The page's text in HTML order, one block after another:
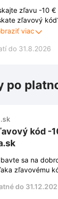
zľavu -10
zľavový
priamo na
viac
do 31.8.2026
po
kód -
sa na
zľavovému
do